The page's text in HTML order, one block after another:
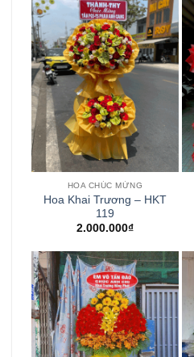
HOA CHÚC MỪNG
Hoa Khai Trương – HKT
119
2.000.000₫